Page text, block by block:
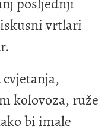
vrtlari
kolovoza, ruže
bi imale